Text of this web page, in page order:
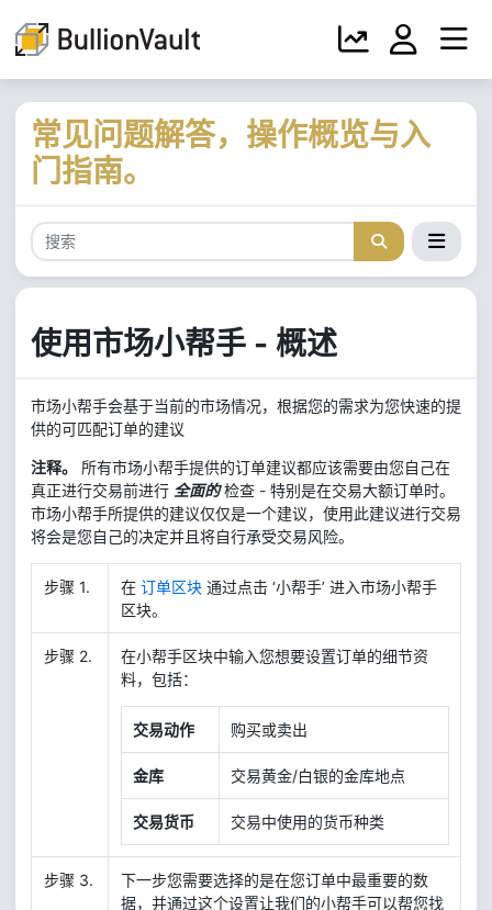
常见问题解答，操作概览与入
门指南。
使用市场小帮手 - 概述
市场小帮手会基于当前的市场情况，根据您的需求为您快速的提
供的可匹配订单的建议
注释。
所有市场小帮手提供的订单建议都应该需要由您自己在
真正进行交易前进行 全面的检查 - 特别是在交易大额订单时。
市场小帮手所提供的建议仅仅是一个建议，使用此建议进行交易
将会是您自己的决定并且将自行承受交易风险。
步骤 1. 在 订单区块通过点击 ‘小帮手’ 进入市场小帮手
区块。
步骤 2.
在小帮手区块中输入您想要设置订单的细节资
料，包括：
交易动作 购买或卖出
金库 交易黄金/白银的金库地点
交易货币 交易中使用的货币种类
步骤 3.
下一步您需要选择的是在您订单中最重要的数
据，并通过这个设置让我们的小帮手可以帮您找